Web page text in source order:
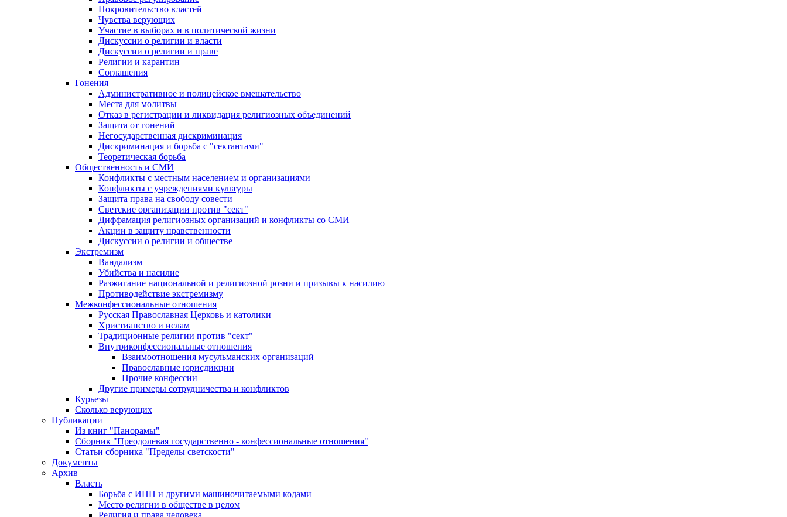
Покровительство властей
Чувства верующих
Участие в выборах и в политической жизни
Дискуссии о религии и власти
Дискуссии о религии и праве
Религии и карантин
Соглашения
Гонения
Административное и полицейское вмешательство
Места для молитвы
Отказ в регистрации и ликвидация религиозных объединений
Защита от гонений
Негосударственная дискриминация
Дискриминация и борьба с "сектантами"
Теоретическая борьба
Общественность и СМИ
Конфликты с местным населением и организациями
Конфликты с учреждениями культуры
Защита права на свободу совести
Светские организации против "сект"
Диффамация религиозных организаций и конфликты со СМИ
Акции в защиту нравственности
Дискуссии о религии и обществе
Экстремизм
Вандализм
Убийства и насилие
Разжигание национальной и религиозной розни и призывы к насилию
Противодействие экстремизму
Межконфессиональные отношения
Русская Православная Церковь и католики
Христианство и ислам
Традиционные религии против "сект"
Внутриконфессиональные отношения
Взаимоотношения мусульманских организаций
Православные юрисдикции
Прочие конфессии
Другие примеры сотрудничества и конфликтов
Курьезы
Сколько верующих
Публикации
Из книг "Панорамы"
Сборник "Преодолевая государственно - конфессиональные отношения"
Статьи сборника "Пределы светскости"
Документы
Архив
Власть
Борьба с ИНН и другими машиночитаемыми кодами
Место религии в обществе в целом